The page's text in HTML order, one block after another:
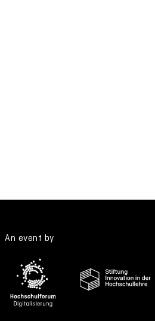
An event by